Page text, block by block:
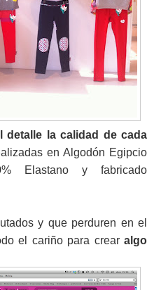
detalle la calidad de cada
en Algodón Egipcio
Elastano y fabricado
y que perduren en el
el cariño para crear algo